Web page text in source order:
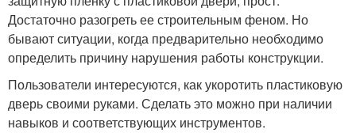
Достаточно разогреть ее строительным феном. Но
бывают ситуации, когда предварительно необходимо
определить причину нарушения работы конструкции.
Пользователи интересуются, как укоротить пластиковую
дверь своими руками. Сделать это можно при наличии
навыков и соответствующих инструментов.